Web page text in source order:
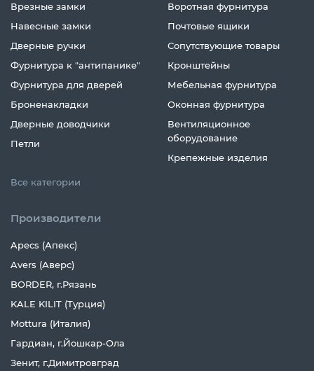
Врезные замки
Навесные замки
Дверные ручки
Фурнитура к "антипанике"
Фурнитура для дверей
Броненакладки
Дверные доводчики
Петли
Воротная фурнитура
Почтовые ящики
Сопутствующие товары
Кронштейны
Мебельная фурнитура
Оконная фурнитура
Вентиляционное
оборудование
Крепежные изделия
Все категории
Производители
Apecs (Апекс)
Avers (Аверс)
BORDER, г.Рязань
KALE KILIT (Турция)
Mottura (Италия)
Гардиан, г.Йошкар-Ола
Зенит, г.Димитровград